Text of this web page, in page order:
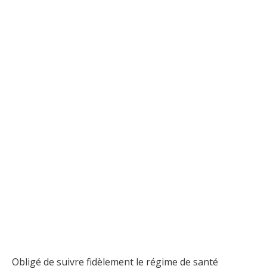
Obligé de suivre fidèlement le régime de santé